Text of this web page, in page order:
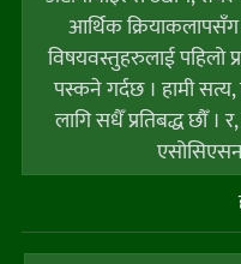
आर्थिक क्रियाकलापसँग
विषयवस्तुहरुलाई पहिलो
पस्कने गर्दछ । हामी सत्य,
लागि सधैँ प्रतिबद्ध छौँ ।